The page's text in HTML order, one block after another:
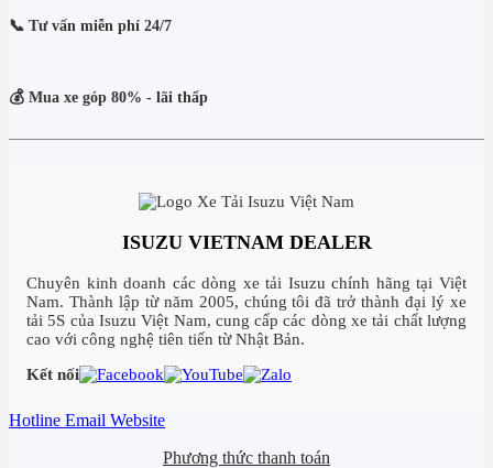
📞 Tư vấn miễn phí 24/7
💰 Mua xe góp 80% - lãi thấp
ISUZU VIETNAM DEALER
Chuyên kinh doanh các dòng xe tải Isuzu chính hãng tại Việt
Nam. Thành lập từ năm 2005, chúng tôi đã trở thành đại lý xe
tải 5S của Isuzu Việt Nam, cung cấp các dòng xe tải chất lượng
cao với công nghệ tiên tiến từ Nhật Bản.
Kết nối
Hotline Email Website
Phương thức thanh toán